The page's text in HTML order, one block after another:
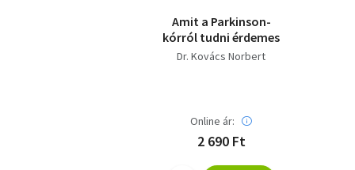
Amit a Parkinson-
kórról tudni érdemes
Dr. Kovács Norbert
Online ár:
2 690 Ft